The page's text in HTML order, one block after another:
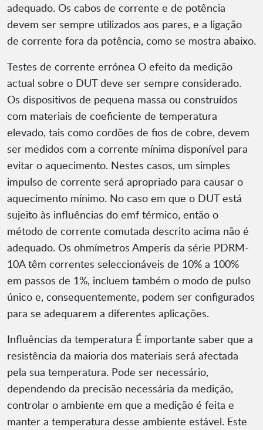
adequado. Os cabos de corrente e de potência
devem ser sempre utilizados aos pares, e a ligação
de corrente fora da potência, como se mostra abaixo.
Testes de corrente errónea O efeito da medição
actual sobre o DUT deve ser sempre considerado.
Os dispositivos de pequena massa ou construídos
com materiais de coeficiente de temperatura
elevado, tais como cordões de fios de cobre, devem
ser medidos com a corrente mínima disponível para
evitar o aquecimento. Nestes casos, um simples
impulso de corrente será apropriado para causar o
aquecimento mínimo. No caso em que o DUT está
sujeito às influências do emf térmico, então o
método de corrente comutada descrito acima não é
adequado. Os ohmímetros Amperis da série PDRM-
10A têm correntes seleccionáveis de 10% a 100%
em passos de 1%, incluem também o modo de pulso
único e, consequentemente, podem ser configurados
para se adequarem a diferentes aplicações.
Influências da temperatura É importante saber que a
resistência da maioria dos materiais será afectada
pela sua temperatura. Pode ser necessário,
dependendo da precisão necessária da medição,
controlar o ambiente em que a medição é feita e
manter a temperatura desse ambiente estável. Este